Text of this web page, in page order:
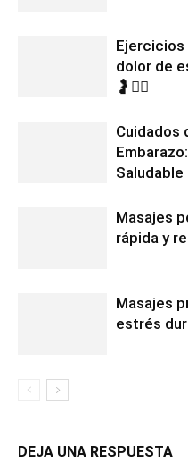
Ejercicios
dolor de
🤰🧘‍♀️
Cuidados
Saludable
Masajes
rápida y
Masajes
estrés
DEJA UNA RESPUESTA